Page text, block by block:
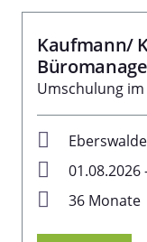
Kaufmann/
Umschulung
Eberswalde
01.08.2026
36 Monate